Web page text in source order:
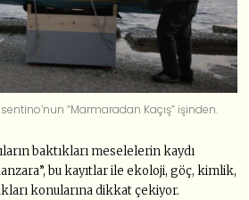
“Marmaradan Kaçış” işinden.
baktıkları meselelerin kaydı
bu kayıtlar ile ekoloji, göç, kimlik,
konularına dikkat çekiyor.